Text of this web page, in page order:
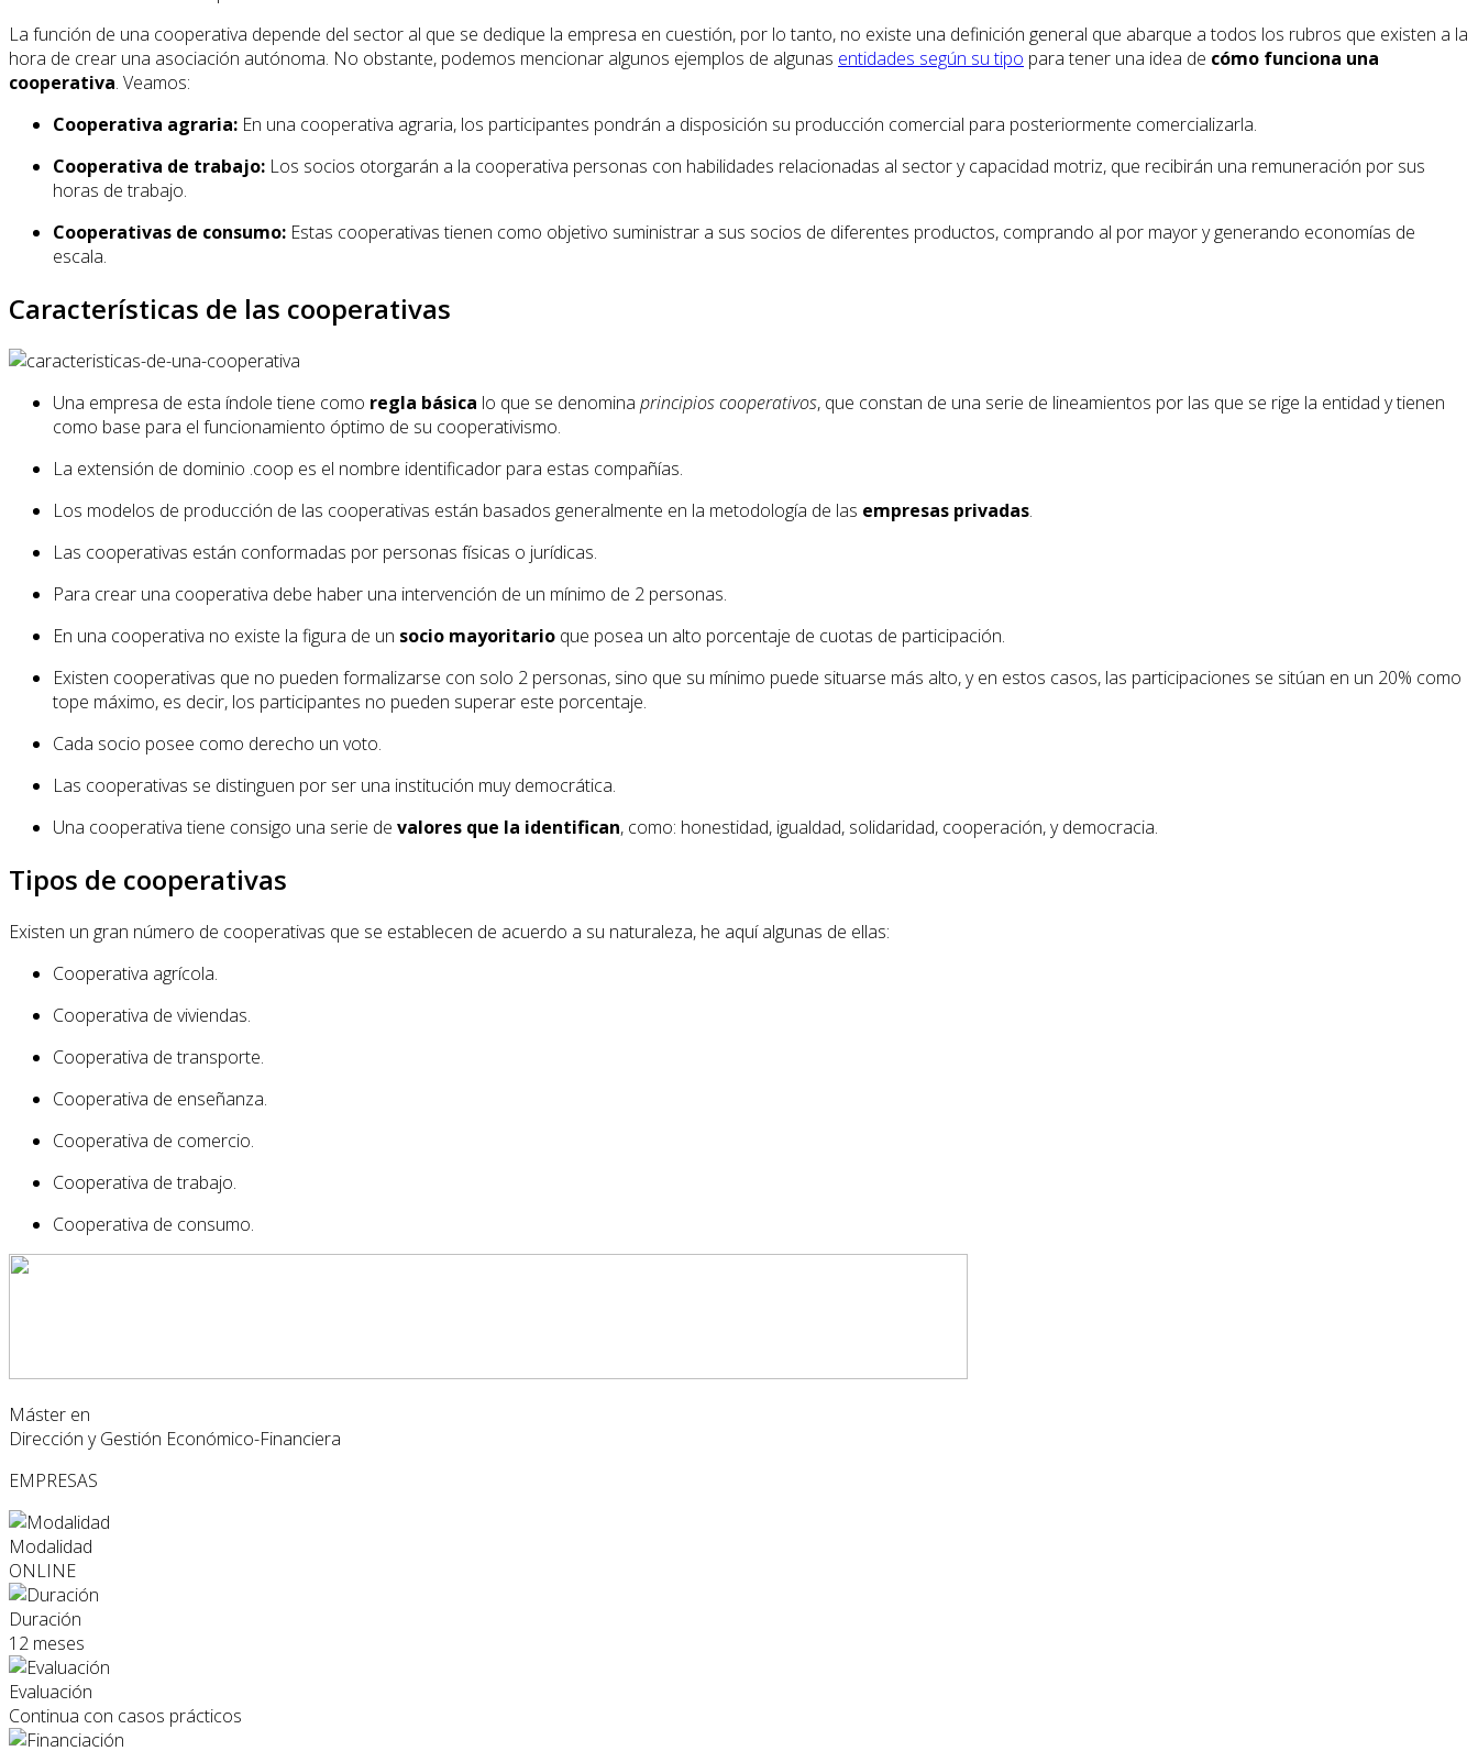
La función de una cooperativa depende del sector al que se dedique la empresa en cuestión, por lo tanto, no existe una definición general que abarque a todos los rubros que existen a la
hora de crear una asociación autónoma. No obstante, podemos mencionar algunos ejemplos de algunas entidades según su tipo para tener una idea de cómo funciona una
cooperativa. Veamos:
Cooperativa agraria: En una cooperativa agraria, los participantes pondrán a disposición su producción comercial para posteriormente comercializarla.
Cooperativa de trabajo: Los socios otorgarán a la cooperativa personas con habilidades relacionadas al sector y capacidad motriz, que recibirán una remuneración por sus
horas de trabajo.
Cooperativas de consumo: Estas cooperativas tienen como objetivo suministrar a sus socios de diferentes productos, comprando al por mayor y generando economías de
escala.
Características de las cooperativas
Una empresa de esta índole tiene como regla básica lo que se denomina principios cooperativos, que constan de una serie de lineamientos por las que se rige la entidad y tienen
como base para el funcionamiento óptimo de su cooperativismo.
La extensión de dominio .coop es el nombre identificador para estas compañías.
Los modelos de producción de las cooperativas están basados generalmente en la metodología de las empresas privadas.
Las cooperativas están conformadas por personas físicas o jurídicas.
Para crear una cooperativa debe haber una intervención de un mínimo de 2 personas.
En una cooperativa no existe la figura de un socio mayoritario que posea un alto porcentaje de cuotas de participación.
Existen cooperativas que no pueden formalizarse con solo 2 personas, sino que su mínimo puede situarse más alto, y en estos casos, las participaciones se sitúan en un 20% como
tope máximo, es decir, los participantes no pueden superar este porcentaje.
Cada socio posee como derecho un voto.
Las cooperativas se distinguen por ser una institución muy democrática.
Una cooperativa tiene consigo una serie de valores que la identifican, como: honestidad, igualdad, solidaridad, cooperación, y democracia.
Tipos de cooperativas
Existen un gran número de cooperativas que se establecen de acuerdo a su naturaleza, he aquí algunas de ellas:
Cooperativa agrícola.
Cooperativa de viviendas.
Cooperativa de transporte.
Cooperativa de enseñanza.
Cooperativa de comercio.
Cooperativa de trabajo.
Cooperativa de consumo.
Máster en
Dirección y Gestión Económico-Financiera
EMPRESAS
Modalidad
ONLINE
Duración
12 meses
Evaluación
Continua con casos prácticos